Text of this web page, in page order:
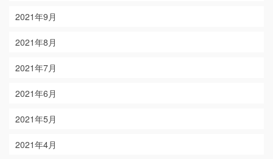
2021年9月
2021年8月
2021年7月
2021年6月
2021年5月
2021年4月